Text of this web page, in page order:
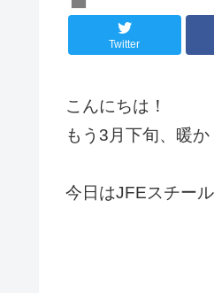
Twitter
こんにちは！
もう3月下旬、暖か
今日はJFEスチー